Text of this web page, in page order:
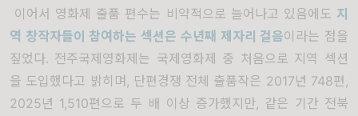
이어서 영화제 출품 편수는 비약적으로 늘어나고 있음에도 지
역 창작자들이 참여하는 섹션은 수년째 제자리 걸음이라는 점을
짚었다. 전주국제영화제는 국제영화제 중 처음으로 지역 섹션
을 도입했다고 밝히며, 단편경쟁 전체 출품작은 2017년 748편,
2025년 1,510편으로 두 배 이상 증가했지만, 같은 기간 전북